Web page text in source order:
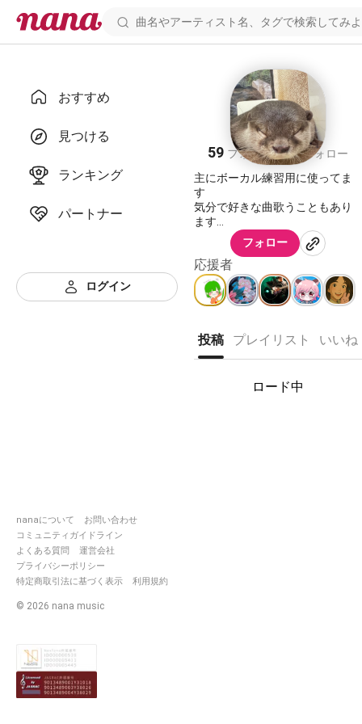
おすすめ
見つける
ランキング
パートナー
ログイン
nanaについて
お問い合わせ
コミュニティガイドライン
よくある質問
運営会社
プライバシーポリシー
特定商取引法に基づく表示
利用規約
© 2026 nana music
Chirorunnn
59 フォロワー58 フォロー
主にボーカル練習用に使ってま
す
気分で好きな曲歌うこともあり
ます
温かい目で見守っていただけた
ら嬉しいです。
アドバイス大歓迎です！むしろ
お願いします🙌
相方：莉音
1番応援してくれる人でもありま
いつもありがとう
フォロー
応援者
投稿 プレイリスト いいね
ロード中